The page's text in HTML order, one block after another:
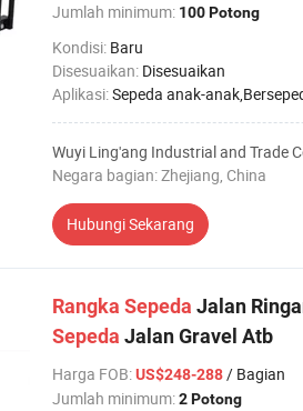
Jumlah minimum: 100 Potong
Kondisi: Baru
Disesuaikan: Disesuaikan
Aplikasi:Sepeda anak-anak,Bersepeda di jalan,Bersepeda
Wuyi Ling'ang Industrial and Trade
Negara bagian: Zhejiang, China
Hubungi Sekarang
Rangka Sepeda Jalan
Sepeda Jalan Gravel Atb
Harga FOB:US$248-288/ Bagian
Jumlah minimum:2 Potong